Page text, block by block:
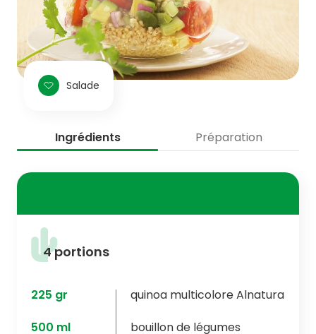
Salade
Ingrédients Préparation
4 portions
225 gr
quinoa multicolore Alnatura
500 ml bouillon de légumes